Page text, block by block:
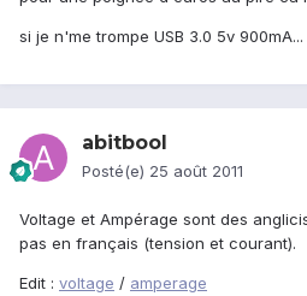
si je n'me trompe USB 3.0 5v 900mA...
abitbool
Posté(e) 25 août 2011
Voltage et Ampérage sont des
pas en français (tension et courant).
Edit : voltage / amperage